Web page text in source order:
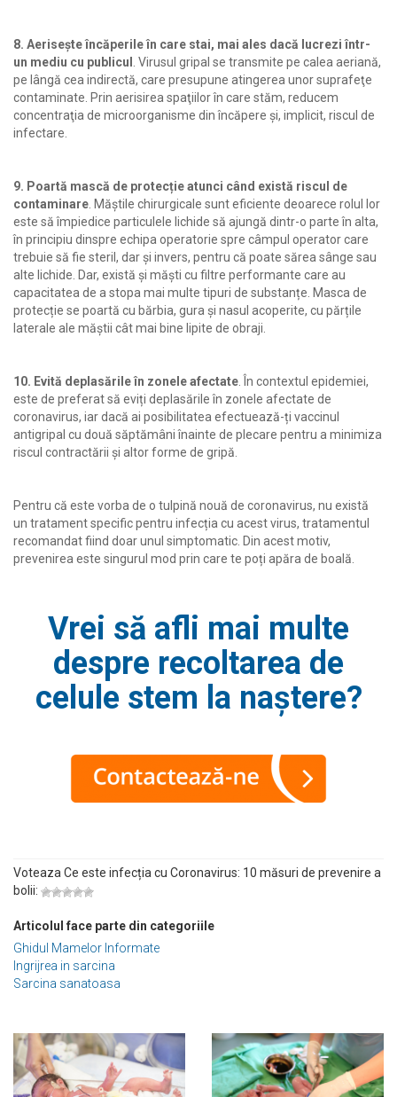
8. Aerisește încăperile în care stai, mai ales dacă lucrezi într-
un mediu cu publicul . Virusul gripal se transmite pe calea aeriană,
pe lângă cea indirectă, care presupune atingerea unor suprafeţe
contaminate. Prin aerisirea spaţiilor în care stăm, reducem
concentraţia de microorganisme din încăpere şi, implicit, riscul de
infectare.
9. Poartă mască de protecție atunci când există riscul de
contaminare. Măștile chirurgicale sunt eficiente deoarece rolul lor
este să împiedice particulele lichide să ajungă dintr-o parte în alta,
în principiu dinspre echipa operatorie spre câmpul operator care
trebuie să fie steril, dar și invers, pentru că poate sărea sânge sau
alte lichide. Dar, există și măști cu filtre performante care au
capacitatea de a stopa mai multe tipuri de substanțe. Masca de
protecție se poartă cu bărbia, gura și nasul acoperite, cu părțile
laterale ale măștii cât mai bine lipite de obraji.
10. Evită deplasările în zonele afectate. În contextul epidemiei,
este de preferat să eviți deplasările în zonele afectate de
coronavirus, iar dacă ai posibilitatea efectuează-ți vaccinul
antigripal cu două săptămâni înainte de plecare pentru a minimiza
riscul contractării și altor forme de gripă.
Pentru că este vorba de o tulpină nouă de coronavirus, nu există
un tratament specific pentru infecția cu acest virus, tratamentul
recomandat fiind doar unul simptomatic. Din acest motiv,
prevenirea este singurul mod prin care te poți apăra de boală.
Vrei să afli mai multe
despre recoltarea de
celule stem la naștere?
Voteaza Ce este infecția cu Coronavirus: 10 măsuri de prevenire a
bolii:
Articolul face parte din categoriile
Ghidul Mamelor Informate
Ingrijrea in sarcina
Sarcina sanatoasa